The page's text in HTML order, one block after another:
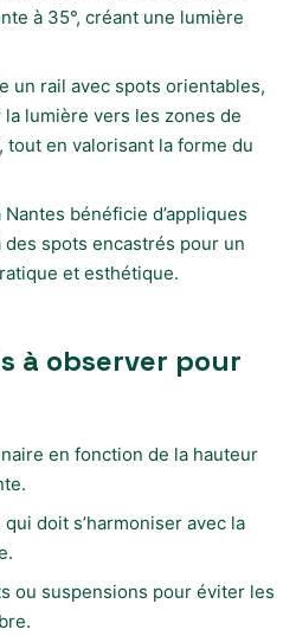
à 35°, créant une lumière
un rail avec spots orientables,
lumière vers les zones de
en valorisant la forme du
bénéficie d’appliques
spots encastrés pour un
et esthétique.
à observer pour
en fonction de la hauteur
doit s’harmoniser avec la
ou suspensions pour éviter les